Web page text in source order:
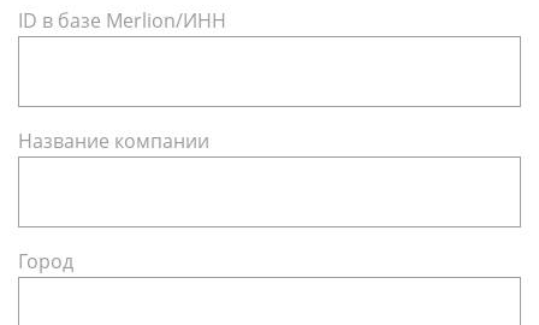
ID в базе Merlion/ИНН
Название компании
Город